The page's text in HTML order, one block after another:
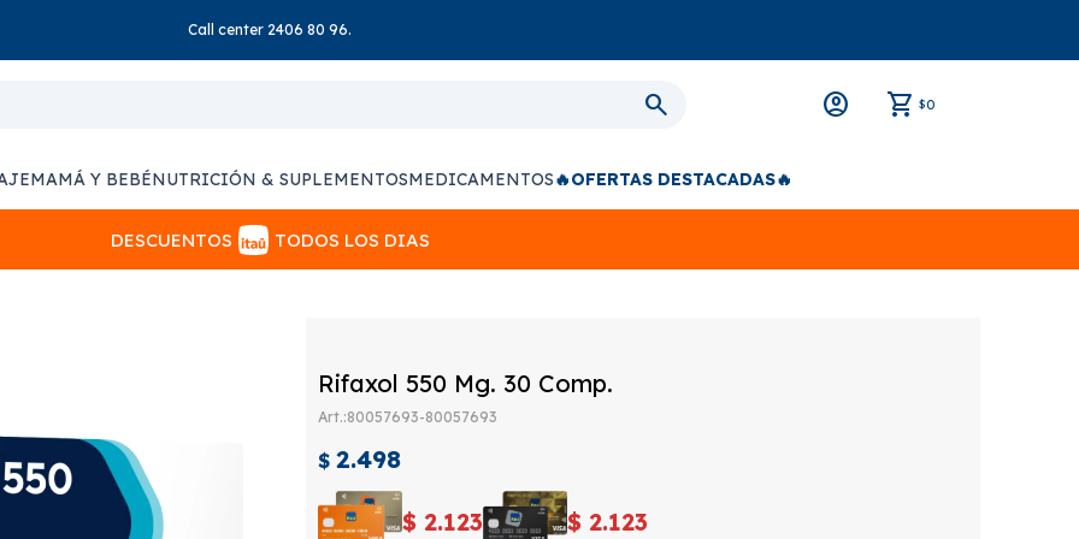
Call center 2406 80 96.
$0
MAMÁ Y BEBÉNUTRICIÓN & SUPLEMENTOSMEDICAMENTOS🔥OFERTAS DESTACADAS🔥
DESCUENTOS TODOS LOS DIAS
Rifaxol 550 Mg. 30 Comp.
80057693-80057693
$ 2.498
$ 2.123 $ 2.123